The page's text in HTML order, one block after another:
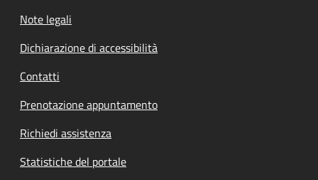
Note legali
Dichiarazione di accessibilità
Contatti
Prenotazione appuntamento
Richiedi assistenza
Statistiche del portale